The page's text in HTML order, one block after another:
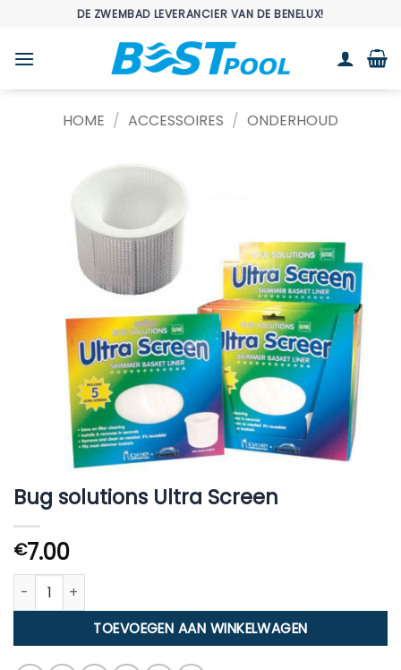
inhoud
DE ZWEMBAD LEVERANCIER VAN DE BENELUX!
HOME / ACCESSOIRES / ONDERHOUD
Bug solutions Ultra Screen
€7.00
Bug solutions Ultra Screen aantal
TOEVOEGEN AAN WINKELWAGEN